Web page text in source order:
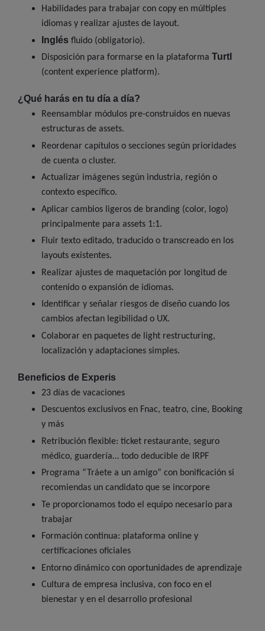
Habilidades para trabajar con copy en múltiples
idiomas y realizar ajustes de layout.
Inglés fluido (obligatorio).
Disposición para formarse en la plataforma Turtl
(content experience platform).
¿Qué harás en tu día a día?
Reensamblar módulos pre-construidos en nuevas
estructuras de assets.
Reordenar capítulos o secciones según prioridades
de cuenta o cluster.
Actualizar imágenes según industria, región o
contexto específico.
Aplicar cambios ligeros de branding (color, logo)
principalmente para assets 1:1.
Fluir texto editado, traducido o transcreado en los
layouts existentes.
Realizar ajustes de maquetación por longitud de
contenido o expansión de idiomas.
Identificar y señalar riesgos de diseño cuando los
cambios afectan legibilidad o UX.
Colaborar en paquetes de light restructuring,
localización y adaptaciones simples.
Beneficios de Experis
23 días de vacaciones
Descuentos exclusivos en Fnac, teatro, cine, Booking
y más
Retribución flexible: ticket restaurante, seguro
médico, guardería… todo deducible de IRPF
Programa “Tráete a un amigo” con bonificación si
recomiendas un candidato que se incorpore
Te proporcionamos todo el equipo necesario para
trabajar
Formación continua: plataforma online y
certificaciones oficiales
Entorno dinámico con oportunidades de aprendizaje
Cultura de empresa inclusiva, con foco en el
bienestar y en el desarrollo profesional